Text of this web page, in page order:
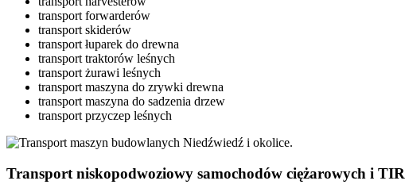
transport forwarderów
transport skiderów
transport łuparek do drewna
transport traktorów leśnych
transport żurawi leśnych
transport maszyna do zrywki drewna
transport maszyna do sadzenia drzew
transport przyczep leśnych
Transport niskopodwoziowy samochodów ciężarowych i TIR